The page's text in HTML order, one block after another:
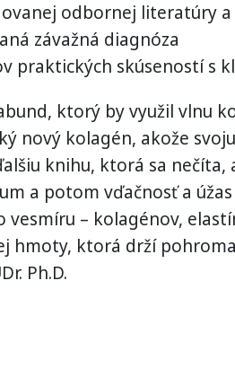
odbornej literatúry
závažná diagnóza
praktických skúseností s
ktorý by využil vlnu
nový kolagén, akože
knihu, ktorá sa nečíta,
a potom vďačnosť a
vesmíru – kolagénov,
hmoty, ktorá drží
Ph.D.